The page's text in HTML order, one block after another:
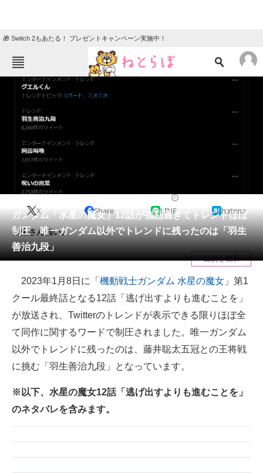
🎁 Switch 2もあたる！ プレゼントキャンペーン実施中！
ねとらぼメニュー
エンタメ
グルメ
会員記事
メディア
注目記事を集めた総合ページ
スマホと通信の最新トレンド
進化するPCとデバイスの未来
好きが集まる 比べて選べる
ビジネスと働き方のヒント
AI活用のいまが分かる
企業ITのトレンドを詳説
ガンダム「水星の魔女」12話が強烈過ぎてトレンドほぼ
制圧 唯一ガンダム以外でトレンドに残ったのは「羽生
善治九段」
X Share LINE hatena
羽生さん強い。
目次を表示
2023年1月8日に「 機動戦士ガンダム 水星の魔女 」第1
クール最終話となる12話「逃げ出すよりも進むことを」
が放送され、Twitterのトレンドが表示できる限りほぼ全
て同作に関するワードで制圧されました。唯一ガンダム
以外でトレンドに残ったのは、藤井聡太五冠との王将戦
に挑む「羽生善治九段」となっています。
※以下、水星の魔女12話「逃げ出すよりも進むことを」
のネタバレを含みます。